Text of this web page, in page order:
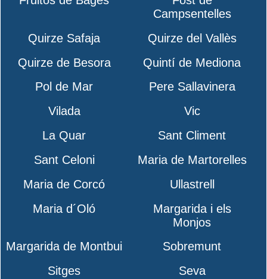
Campsentelles
Quirze Safaja
Quirze del Vallès
Quirze de Besora
Quintí de Mediona
Pol de Mar
Pere Sallavinera
Vilada
Vic
La Quar
Sant Climent
Sant Celoni
Maria de Martorelles
Maria de Corcó
Ullastrell
Maria d´Oló
Margarida i els
Monjos
Margarida de Montbui
Sobremunt
Sitges
Seva